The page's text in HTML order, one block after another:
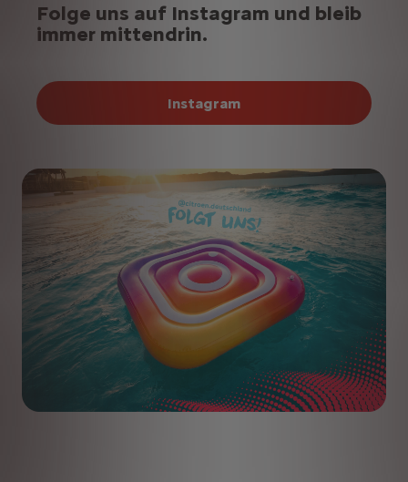
Folge uns auf Instagram und bleib
immer mittendrin.
Instagram